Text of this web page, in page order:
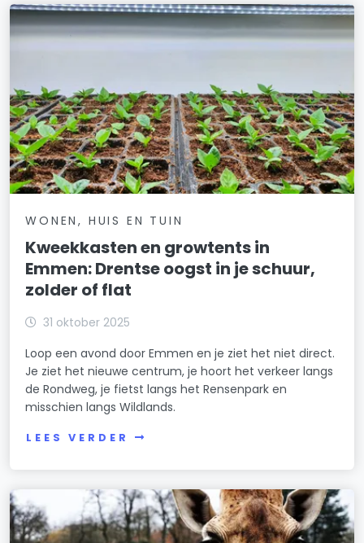
WONEN, HUIS EN TUIN
Kweekkasten en growtents in
Emmen: Drentse oogst in je schuur,
zolder of flat
31 oktober 2025
Loop een avond door Emmen en je ziet het niet direct.
Je ziet het nieuwe centrum, je hoort het verkeer langs
de Rondweg, je fietst langs het Rensenpark en
misschien langs Wildlands.
LEES VERDER